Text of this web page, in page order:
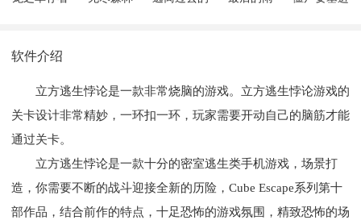
软件介绍
立方逃生悖论是一款非常烧脑的游戏。立方逃生悖论游戏的
关卡设计非常精妙，一环扣一环，玩家需要开动自己的脑筋才能
通过关卡。
立方逃生悖论是一款十分的密室逃生类手机游戏，场景打
造，你需要不断的战斗迎接全新的历险，Cube Escape系列第十
部作品，结合前作的特点，十足恐怖的游戏氛围，精致恐怖的场